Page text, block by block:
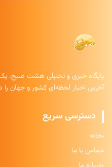
پایگاه خبری و تحلیلی هشت صبح،
آخرین اخبار لحظه‌ای کشور و جهان را
دسترسی سریع
خانه
تماس با ما